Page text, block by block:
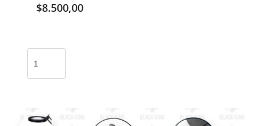
$8.500,00
calida